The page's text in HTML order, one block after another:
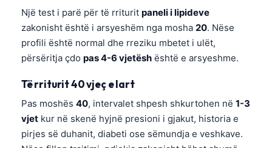
Një test i parë për të rriturit paneli i lipideve
zakonisht është i arsyeshëm nga mosha 20. Nëse
profili është normal dhe rreziku mbetet i ulët,
përsëritja çdo pas 4-6 vjetësh është e arsyeshme.
Të rriturit 40 vjeç e lart
Pas moshës 40, intervalet shpesh shkurtohen në 1-3
vjet kur në skenë hyjnë presioni i gjakut, historia e
pirjes së duhanit, diabeti ose sëmundja e veshkave.